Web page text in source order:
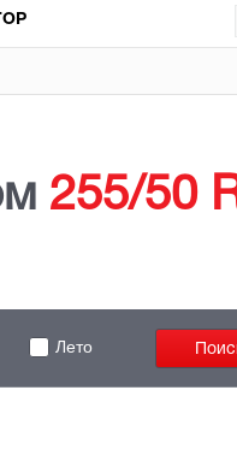
255/50
Лето